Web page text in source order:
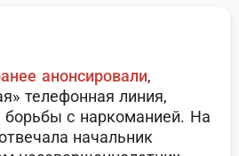
анонсировали,
телефонная линия,
с наркоманией. На
начальник